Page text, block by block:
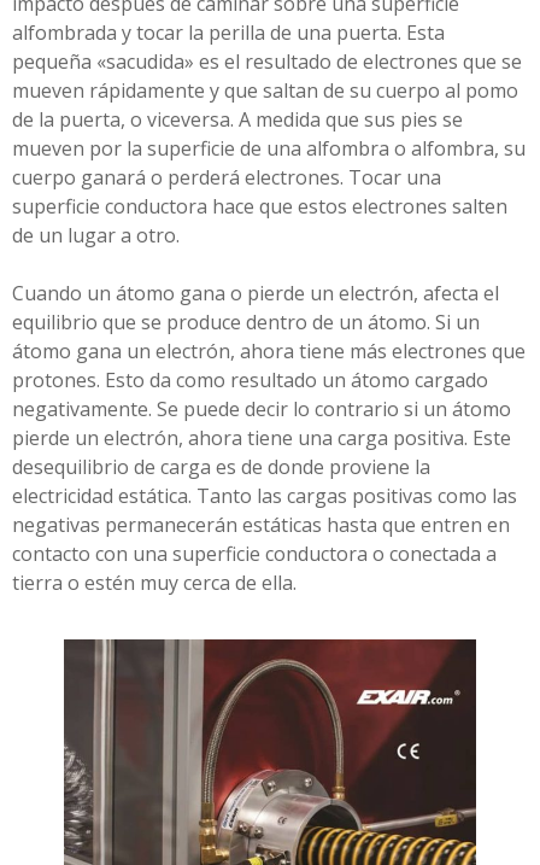
alfombrada y tocar la perilla de una puerta. Esta
pequeña «sacudida» es el resultado de electrones que se
mueven rápidamente y que saltan de su cuerpo al pomo
de la puerta, o viceversa. A medida que sus pies se
mueven por la superficie de una alfombra o alfombra, su
cuerpo ganará o perderá electrones. Tocar una
superficie conductora hace que estos electrones salten
de un lugar a otro.
Cuando un átomo gana o pierde un electrón, afecta el
equilibrio que se produce dentro de un átomo. Si un
átomo gana un electrón, ahora tiene más electrones que
protones. Esto da como resultado un átomo cargado
negativamente. Se puede decir lo contrario si un átomo
pierde un electrón, ahora tiene una carga positiva. Este
desequilibrio de carga es de donde proviene la
electricidad estática. Tanto las cargas positivas como las
negativas permanecerán estáticas hasta que entren en
contacto con una superficie conductora o conectada a
tierra o estén muy cerca de ella.